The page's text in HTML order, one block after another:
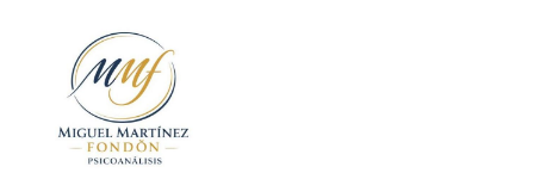
contenido